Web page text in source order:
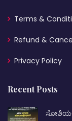
Terms &
Refund &
Privacy Policy
Recent Posts